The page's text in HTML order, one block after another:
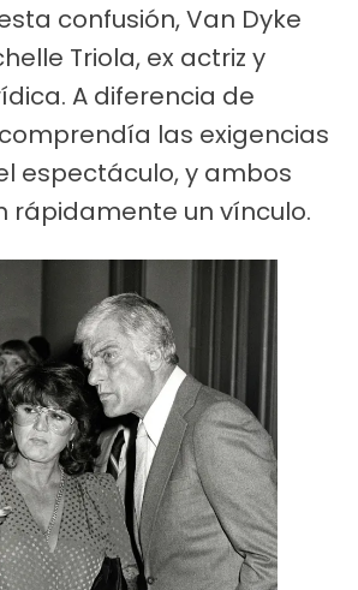
confusión, Van Dyke
Triola, ex actriz y
A diferencia de
las exigencias
espectáculo, y ambos
rápidamente un vínculo.